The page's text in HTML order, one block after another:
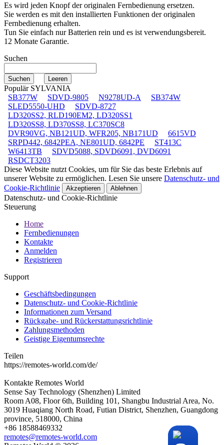
Es wird jeden Knopf der originalen Fernbedienung ersetzen.
Sie werden es mit den installierten Funktionen der originalen
Fernbedienung erhalten.
Tun Sie einfach nur Batterien rein und es ist verwendungsbereit.
12 Monate Garantie.
Suchen
Populär SYLVANIA
SB377W
SDVD-9805 N9278UD-A
SB374W
SLED5550-UHD
SDVD-8727
LD320SS2, RLD190EM2, LD320SS1
LD320SS8, LD370SS8, LC370SC8
DVR90VG, NB121UD, WFR205, NB171UD
6615VD
SRPD442, 6842PEA, NE801UD, 6842PE
ST413C
W6413TB
SDVD5088, SDVD6091, DVD6091
RSDCT3203
Diese Website nutzt Cookies, um für Sie das beste Erlebnis auf
unserer Website zu ermöglichen. Lesen Sie unsere Datenschutz- und
Cookie-Richtlinie
Akzeptieren Ablehnen
Datenschutz- und Cookie-Richtlinie
Steuerung
Home
Fernbedienungen
Kontakte
Anmelden
Registrieren
Support
Geschäftsbedingungen
Datenschutz- und Cookie-Richtlinie
Informationen zum Versand
Rückgabe- und Rückerstattungsrichtlinie
Zahlungsmethoden
Geistige Eigentumsrechte
Teilen
https://remotes-world.com/de/
Kontakte Remotes World
Sense Say Technology (Shenzhen) Limited
Room A08, Floor 6th, Building 101, Shangbu Industrial Area, No.
3019 Huaqiang North Road, Futian District, Shenzhen, Guangdong
province, 518000, China
+86 18588469332
remotes@remotes-world.com